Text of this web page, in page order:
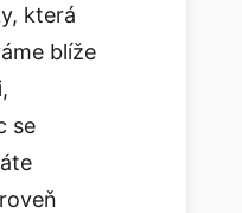
která
blíže
se